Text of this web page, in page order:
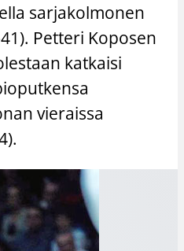
sarjakolmonen
Petteri Koposen
katkaisi
vieraissa